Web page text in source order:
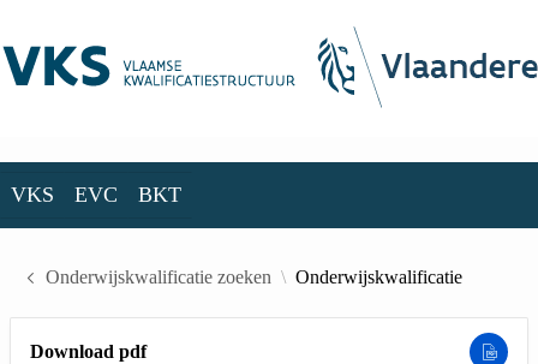
VKS EVC BKT
Onderwijskwalificatie zoeken Onderwijskwalificatie
Download pdf